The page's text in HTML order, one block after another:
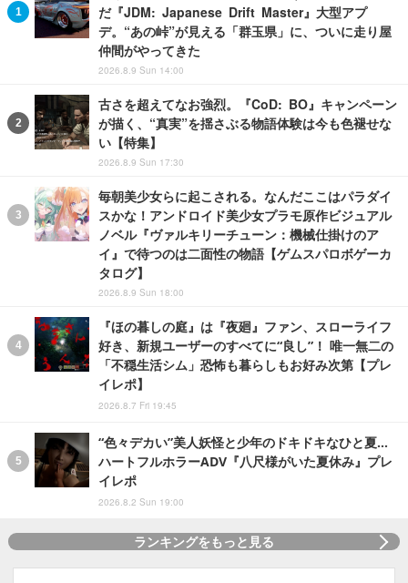
だ『JDM: Japanese Drift Master』大型アプ
デ。“あの峠”が見える「群玉県」に、ついに走り屋
仲間がやってきた
2026.8.9 Sun 14:00
古さを超えてなお強烈。『CoD: BO』キャンペーン
が描く、“真実”を揺さぶる物語体験は今も色褪せな
い【特集】
2026.8.9 Sun 17:30
毎朝美少女らに起こされる。なんだここはパラダイ
スかな！アンドロイド美少女プラモ原作ビジュアル
ノベル『ヴァルキリーチューン：機械仕掛けのア
イ』で待つのは二面性の物語【ゲムスパロボゲーカ
タログ】
2026.8.9 Sun 18:00
『ほの暮しの庭』は『夜廻』ファン、スローライフ
好き、新規ユーザーのすべてに“良し”！ 唯一無二の
「不穏生活シム」恐怖も暮らしもお好み次第【プレ
イレポ】
2026.8.7 Fri 19:45
“色々デカい”美人妖怪と少年のドキドキなひと夏…
ハートフルホラーADV『八尺様がいた夏休み』プレ
イレポ
2026.8.2 Sun 19:00
ランキングをもっと見る